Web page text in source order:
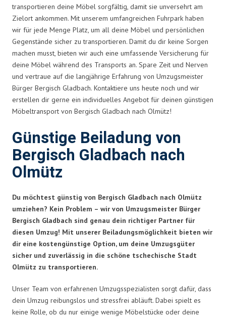
transportieren deine Möbel sorgfältig, damit sie unversehrt am
Zielort ankommen. Mit unserem umfangreichen Fuhrpark haben
wir für jede Menge Platz, um all deine Möbel und persönlichen
Gegenstände sicher zu transportieren. Damit du dir keine Sorgen
machen musst, bieten wir auch eine umfassende Versicherung für
deine Möbel während des Transports an. Spare Zeit und Nerven
und vertraue auf die langjährige Erfahrung von Umzugsmeister
Bürger Bergisch Gladbach. Kontaktiere uns heute noch und wir
erstellen dir gerne ein individuelles Angebot für deinen günstigen
Möbeltransport von Bergisch Gladbach nach Olmütz!
Günstige Beiladung von
Bergisch Gladbach nach
Olmütz
Du möchtest günstig von Bergisch Gladbach nach Olmütz
umziehen? Kein Problem – wir von Umzugsmeister Bürger
Bergisch Gladbach sind genau dein richtiger Partner für
diesen Umzug! Mit unserer Beiladungsmöglichkeit bieten wir
dir eine kostengünstige Option, um deine Umzugsgüter
sicher und zuverlässig in die schöne tschechische Stadt
Olmütz zu transportieren.
Unser Team von erfahrenen Umzugsspezialisten sorgt dafür, dass
dein Umzug reibungslos und stressfrei abläuft. Dabei spielt es
keine Rolle, ob du nur einige wenige Möbelstücke oder deine